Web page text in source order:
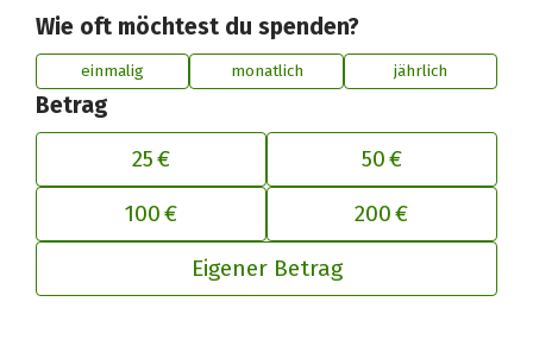
Wie oft möchtest du spenden?
einmalig monatlich jährlich
Betrag
25 €
50 €
100 € 200 €
Eigener Betrag